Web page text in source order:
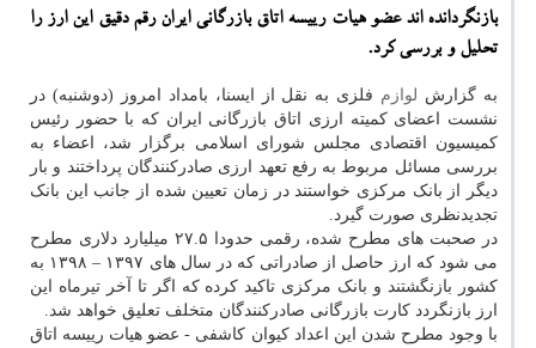
بازنگردانده اند عضو هیات رییسه اتاق بازرگانی ایران رقم دقیق این ارز را
تحلیل و بررسی كرد.
به گزارش لوازم فلزی به نقل از ایسنا، بامداد امروز (دوشنبه) در
نشست اعضای کمیته ارزی اتاق بازرگانی ایران که با حضور رئیس
کمیسیون اقتصادی مجلس شورای اسلامی برگزار شد، اعضاء به
بررسی مسائل مربوط به رفع تعهد ارزی صادرکنندگان پرداختند و بار
دیگر از بانک مرکزی خواستند در زمان تعیین شده از جانب این بانک
تجدیدنظری صورت گیرد.
در صحبت های مطرح شده، رقمی حدودا ۲۷.۵ میلیارد دلاری مطرح
می شود که ارز حاصل از صادراتی که در سال های ۱۳۹۷ – ۱۳۹۸ به
کشور بازنگشتند و بانک مرکزی تاکید کرده که اگر تا آخر تیرماه این
ارز بازنگردد کارت بازرگانی صادرکنندگان متخلف تعلیق خواهد شد.
با وجود مطرح شدن این اعداد کیوان کاشفی - عضو هیات رییسه اتاق